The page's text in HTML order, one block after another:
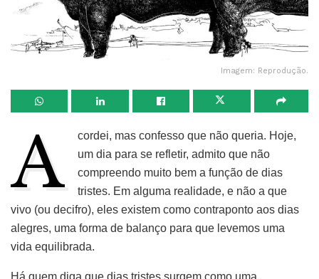
Imagem: Reprodução.
A
cordei, mas confesso que não queria. Hoje,
um dia para se refletir, admito que não
compreendo muito bem a função de dias
tristes. Em alguma realidade, e não a que
vivo (ou decifro), eles existem como contraponto aos dias
alegres, uma forma de balanço para que levemos uma
vida equilibrada.
Há quem diga que dias tristes surgem como uma